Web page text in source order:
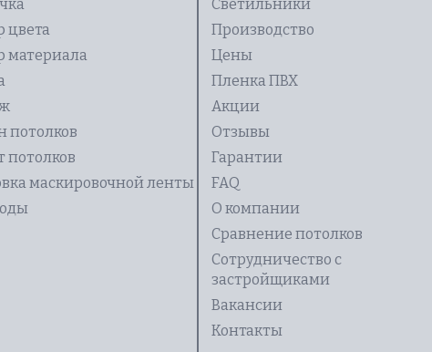
цвета
материала
потолков
потолков
маскировочной ленты
Светильники
Производство
Цены
Пленка ПВХ
Акции
Отзывы
Гарантии
FAQ
О компании
Сравнение потолков
Сотрудничество с
застройщиками
Вакансии
Контакты